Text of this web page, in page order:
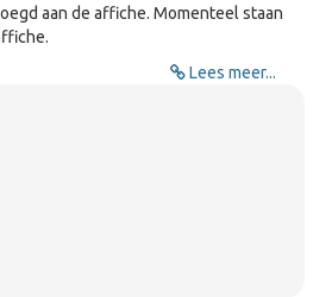
aan de affiche. Momenteel staan
Lees meer...